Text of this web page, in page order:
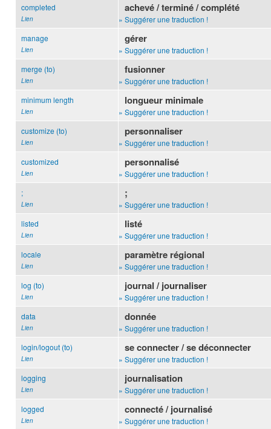
completed
Lien
achevé / terminé / complété
» Suggérer une traduction !
manage
Lien
gérer
» Suggérer une traduction !
merge (to)
Lien
fusionner
» Suggérer une traduction !
minimum length
Lien
longueur minimale
» Suggérer une traduction !
customize (to)
Lien
personnaliser
» Suggérer une traduction !
customized
Lien
personnalisé
» Suggérer une traduction !
;
Lien
;
» Suggérer une traduction !
listed
Lien
listé
» Suggérer une traduction !
locale
Lien
paramètre régional
» Suggérer une traduction !
log (to)
Lien
journal / journaliser
» Suggérer une traduction !
data
Lien
donnée
» Suggérer une traduction !
login/logout (to)
Lien
se connecter / se déconnecter
» Suggérer une traduction !
logging
Lien
journalisation
» Suggérer une traduction !
logged
Lien
connecté / journalisé
» Suggérer une traduction !